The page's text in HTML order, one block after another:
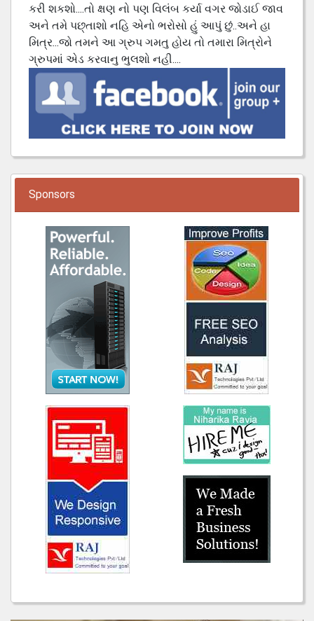
કરી શકશો....તો ક્ષણ નો પણ વિલંબ કર્યા વગર જોડાઈ જાવ
અને તમે પછ્તાશો નહિ એનો ભરોસો હું આપું છું..અને હા
મિત્ર...જો તમને આ ગ્રુપ ગમતુ હોય તો તમારા મિત્રોને
ગ્રુપમાં એડ કરવાનુ ભુલશો નહી....
Sponsors